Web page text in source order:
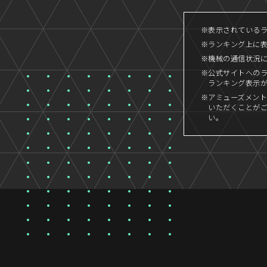
※表示されている
※ランキング上に
※機械の通信状況
※公式サイトへの
ランキング表示
※アミューズメン
いただくことが
い。